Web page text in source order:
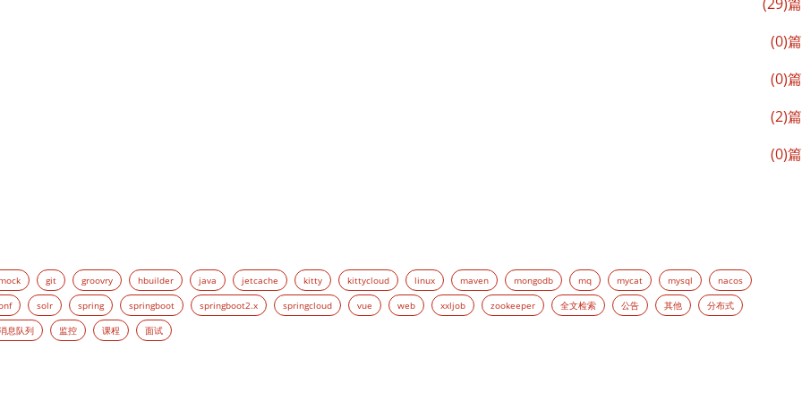
(0)篇
(0)篇
(2)篇
(0)篇
git groovry hbuilder java jetcache kitty kittycloud linux maven mongodb mq mycat mysql
nacos
solr spring springboot springboot2.x springcloud vue web xxljob zookeeper 全文检索 公告 其他
分布式
息队列
监控 课程 面试